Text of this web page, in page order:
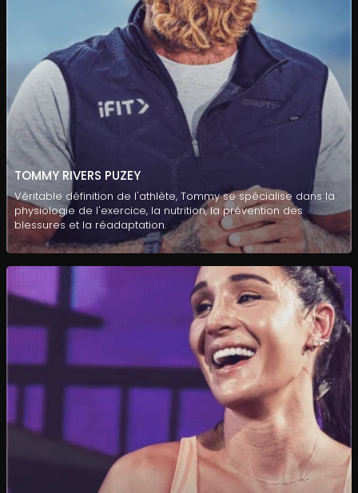
TOMMY RIVERS PUZEY
Véritable définition de l'athlète, Tommy se spécialise dans la
physiologie de l'exercice, la nutrition, la prévention des
blessures et la réadaptation.